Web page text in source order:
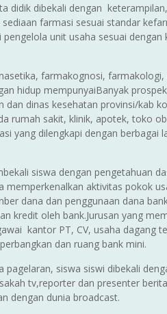
didik dibekali dengan
farmasi sesuai standar
unit usaha sesuai dengan
farmakognosi, farmakologi,
hidup mempunyaiBanyak
dinas kesehatan provinsi/kab
rumah sakit, klinik, apotek, toko
yang dilengkapi dengan berbagai
siswa dengan pengetahuan
memperkenalkan aktivitas pokok
dana dan penggunaan dana
kredit oleh bank.Jurusan yang
kantor PT, CV, usaha dagang
dan ruang bank mini.
siswa siswi dibekali
tv,reporter dan presenter
dengan dunia broadcast.